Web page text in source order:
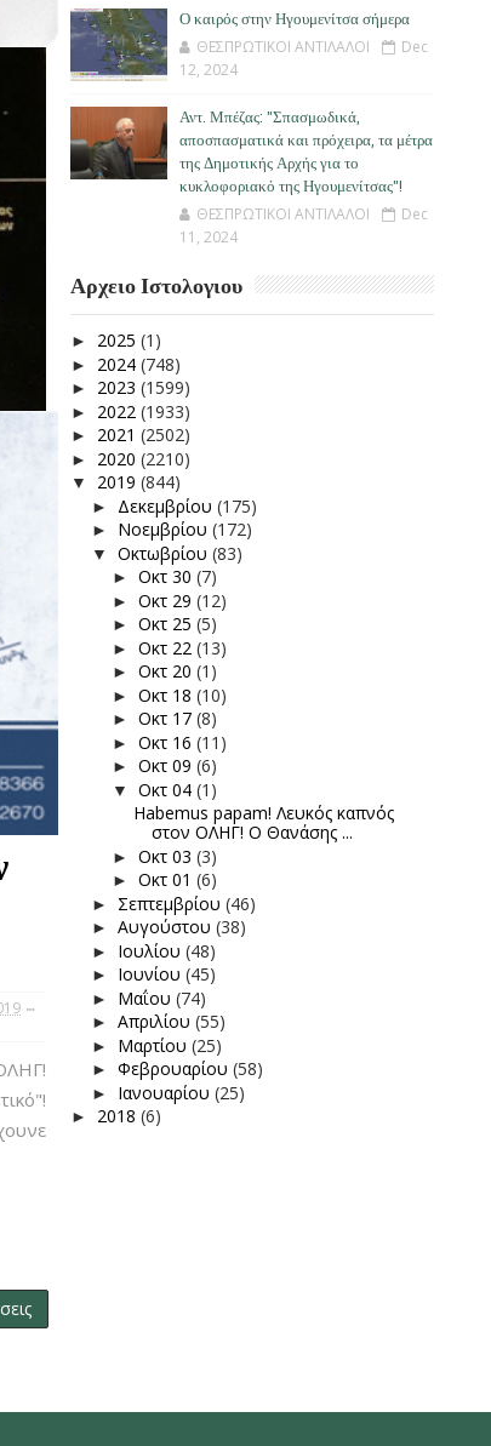
Ο καιρός στην Ηγουμενίτσα σήμερα
ΘΕΣΠΡΩΤΙΚΟΙ ΑΝΤΙΛΑΛΟΙ
Dec
12, 2024
Αντ. Μπέζας: "Σπασμωδικά,
αποσπασματικά και πρόχειρα, τα μέτρα
της Δημοτικής Αρχής για το
κυκλοφοριακό της Ηγουμενίτσας"!
ΘΕΣΠΡΩΤΙΚΟΙ ΑΝΤΙΛΑΛΟΙ
Dec
11, 2024
Αρχειο Ιστολογιου
► 2025 (1)
► 2024 (748)
► 2023 (1599)
► 2022 (1933)
► 2021 (2502)
► 2020 (2210)
▼ 2019 (844)
► Δεκεμβρίου (175)
► Νοεμβρίου (172)
▼ Οκτωβρίου (83)
► Οκτ 30 (7)
► Οκτ 29 (12)
► Οκτ 25 (5)
► Οκτ 22 (13)
► Οκτ 20 (1)
► Οκτ 18 (10)
► Οκτ 17 (8)
► Οκτ 16 (11)
► Οκτ 09 (6)
▼ Οκτ 04 (1)
Habemus papam! Λευκός καπνός
στον ΟΛΗΓ! Ο Θανάσης ...
► Οκτ 03 (3)
► Οκτ 01 (6)
► Σεπτεμβρίου (46)
► Αυγούστου (38)
► Ιουλίου (48)
► Ιουνίου (45)
► Μαΐου (74)
► Απριλίου (55)
► Μαρτίου (25)
► Φεβρουαρίου (58)
► Ιανουαρίου (25)
► 2018 (6)